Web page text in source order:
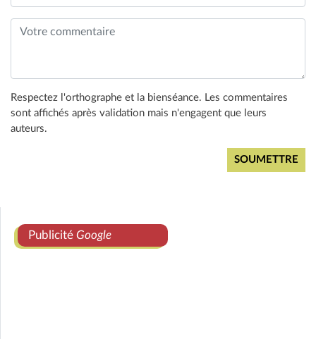
Respectez l'orthographe et la bienséance. Les commentaires
sont affichés après validation mais n'engagent que leurs
auteurs.
Publicité Google